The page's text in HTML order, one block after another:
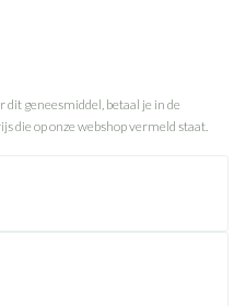
geneesmiddel, betaal je in de
die op onze webshop vermeld staat.